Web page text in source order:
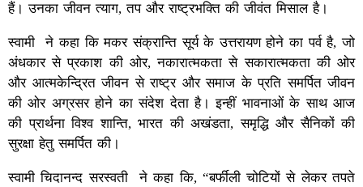
हैं। उनका जीवन त्याग, तप और राष्ट्रभक्ति की जीवंत मिसाल है।
स्वामी ने कहा कि मकर संक्रान्ति सूर्य के उत्तरायण होने का पर्व है, जो
अंधकार से प्रकाश की ओर, नकारात्मकता से सकारात्मकता की ओर
और आत्मकेन्द्रित जीवन से राष्ट्र और समाज के प्रति समर्पित जीवन
की ओर अग्रसर होने का संदेश देता है। इन्हीं भावनाओं के साथ आज
की प्रार्थना विश्व शान्ति, भारत की अखंडता, समृद्धि और सैनिकों की
सुरक्षा हेतु समर्पित की।
स्वामी चिदानन्द सरस्वती ने कहा कि, “बर्फीली चोटियों से लेकर तपते